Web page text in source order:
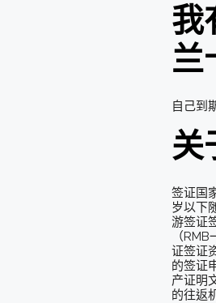
我
兰
自己到
关
签证国
岁以下
游签证
（
证签证
的签证
产证明
的往返